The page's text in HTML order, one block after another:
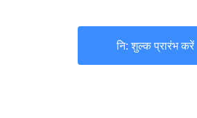
नि: शुल्क प्रारंभ करें